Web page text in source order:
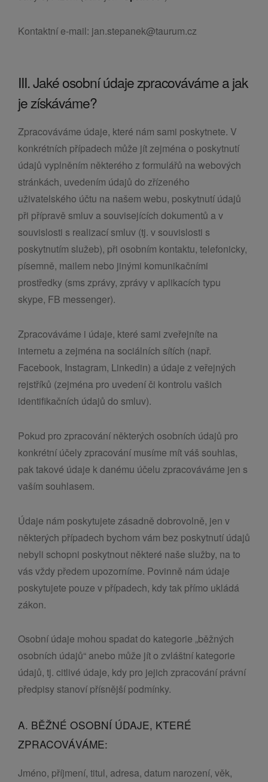
Kontaktní e-mail: jan.stepanek@taurum.cz
III. Jaké osobní údaje zpracováváme a jak
je získáváme?
Zpracováváme údaje, které nám sami poskytnete. V
konkrétních případech může jít zejména o poskytnutí
údajů vyplněním některého z formulářů na webových
stránkách, uvedením údajů do zřízeného
uživatelského účtu na našem webu, poskytnutí údajů
při přípravě smluv a souvisejících dokumentů a v
souvislosti s realizací smluv (tj. v souvislosti s
poskytnutím služeb), při osobním kontaktu, telefonicky,
písemně, mailem nebo jinými komunikačními
prostředky (sms zprávy, zprávy v aplikacích typu
skype, FB messenger).
Zpracováváme i údaje, které sami zveřejníte na
internetu a zejména na sociálních sítích (např.
Facebook, Instagram, Linkedin) a údaje z veřejných
rejstříků (zejména pro uvedení či kontrolu vašich
identifikačních údajů do smluv).
Pokud pro zpracování některých osobních údajů pro
konkrétní účely zpracování musíme mít váš souhlas,
pak takové údaje k danému účelu zpracováváme jen s
vaším souhlasem.
Údaje nám poskytujete zásadně dobrovolně, jen v
některých případech bychom vám bez poskytnutí údajů
nebyli schopni poskytnout některé naše služby, na to
vás vždy předem upozorníme. Povinně nám údaje
poskytujete pouze v případech, kdy tak přímo ukládá
zákon.
Osobní údaje mohou spadat do kategorie „běžných
osobních údajů“ anebo může jít o zvláštní kategorie
údajů, tj. citlivé údaje, kdy pro jejich zpracování právní
předpisy stanoví přísnější podmínky.
A. BĚŽNÉ OSOBNÍ ÚDAJE, KTERÉ
ZPRACOVÁVÁME:
Jméno, příjmení, titul, adresa, datum narození, věk,